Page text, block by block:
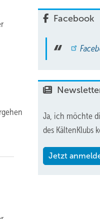
Facebook
Ja, ich möchte
des KältenKlubs
Jetzt